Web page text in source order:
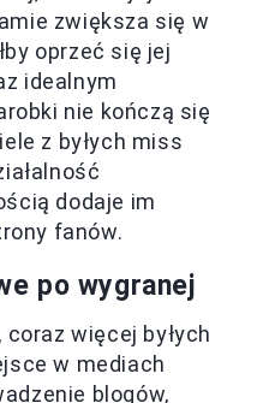
zwiększa się w
oprzeć się jej
idealnym
nie kończą się
z byłych miss
dodaje im
fanów.
po wygranej
więcej byłych
w mediach
blogów,